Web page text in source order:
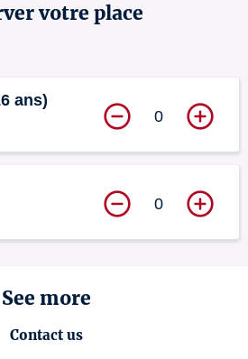
votre place
ans)
0
0
See more
Contact us